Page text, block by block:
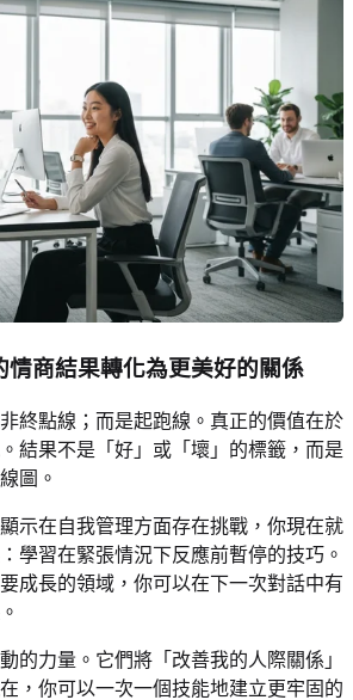
情商結果轉化為更美好的關係
終點線；而是起跑線。真正的價值在於
結果不是「好」或「壞」的標籤，而是
圖。
示在自我管理方面存在挑戰，你現在就
學習在緊張情況下反應前暫停的技巧。
成長的領域，你可以在下一次對話中有
的力量。它們將「改善我的人際關係」
，你可以一次一個技能地建立更牢固的